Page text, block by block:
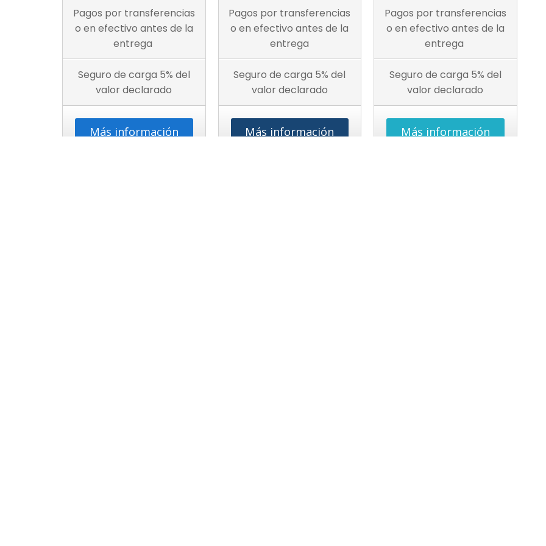
Pagos por transferencias
o en efectivo antes de la
entrega
Seguro de carga 5% del
valor declarado
Más información
Pagos por transferencias
o en efectivo antes de la
entrega
Seguro de carga 5% del
valor declarado
Más información
Pagos por transferencias
o en efectivo antes de la
entrega
Seguro de carga 5% del
valor declarado
Más información